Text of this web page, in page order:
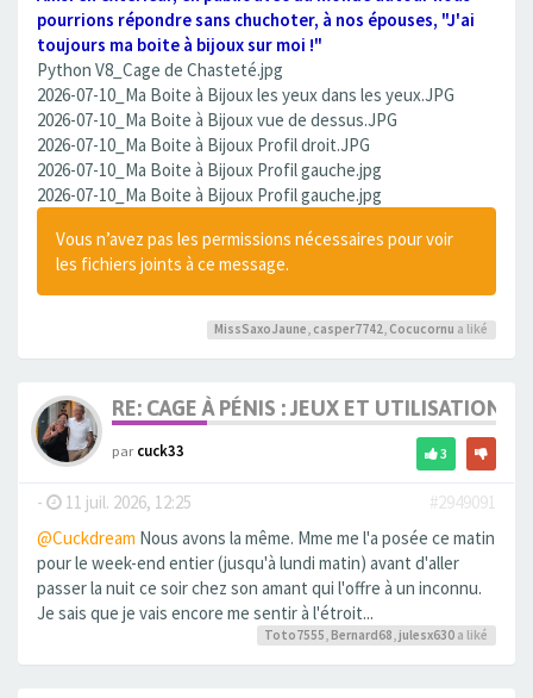
pourrions répondre sans chuchoter, à nos épouses, "J'ai
toujours ma boite à bijoux sur moi !"
Python V8_Cage de Chasteté.jpg
2026-07-10_Ma Boite à Bijoux les yeux dans les yeux.JPG
2026-07-10_Ma Boite à Bijoux vue de dessus.JPG
2026-07-10_Ma Boite à Bijoux Profil droit.JPG
2026-07-10_Ma Boite à Bijoux Profil gauche.jpg
2026-07-10_Ma Boite à Bijoux Profil gauche.jpg
Vous n’avez pas les permissions nécessaires pour voir
les fichiers joints à ce message.
MissSaxoJaune, casper7742, Cocucornu a liké
RE: CAGE À PÉNIS : JEUX ET UTILISATION,
parcuck33 3
- 11 juil. 2026, 12:25
#2949091
@Cuckdream Nous avons la même. Mme me l'a posée ce matin
pour le week-end entier (jusqu'à lundi matin) avant d'aller
passer la nuit ce soir chez son amant qui l'offre à un inconnu.
Je sais que je vais encore me sentir à l'étroit...
Toto7555 Bernard68 julesx630 a liké